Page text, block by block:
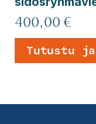
400,00 €
Tutustu